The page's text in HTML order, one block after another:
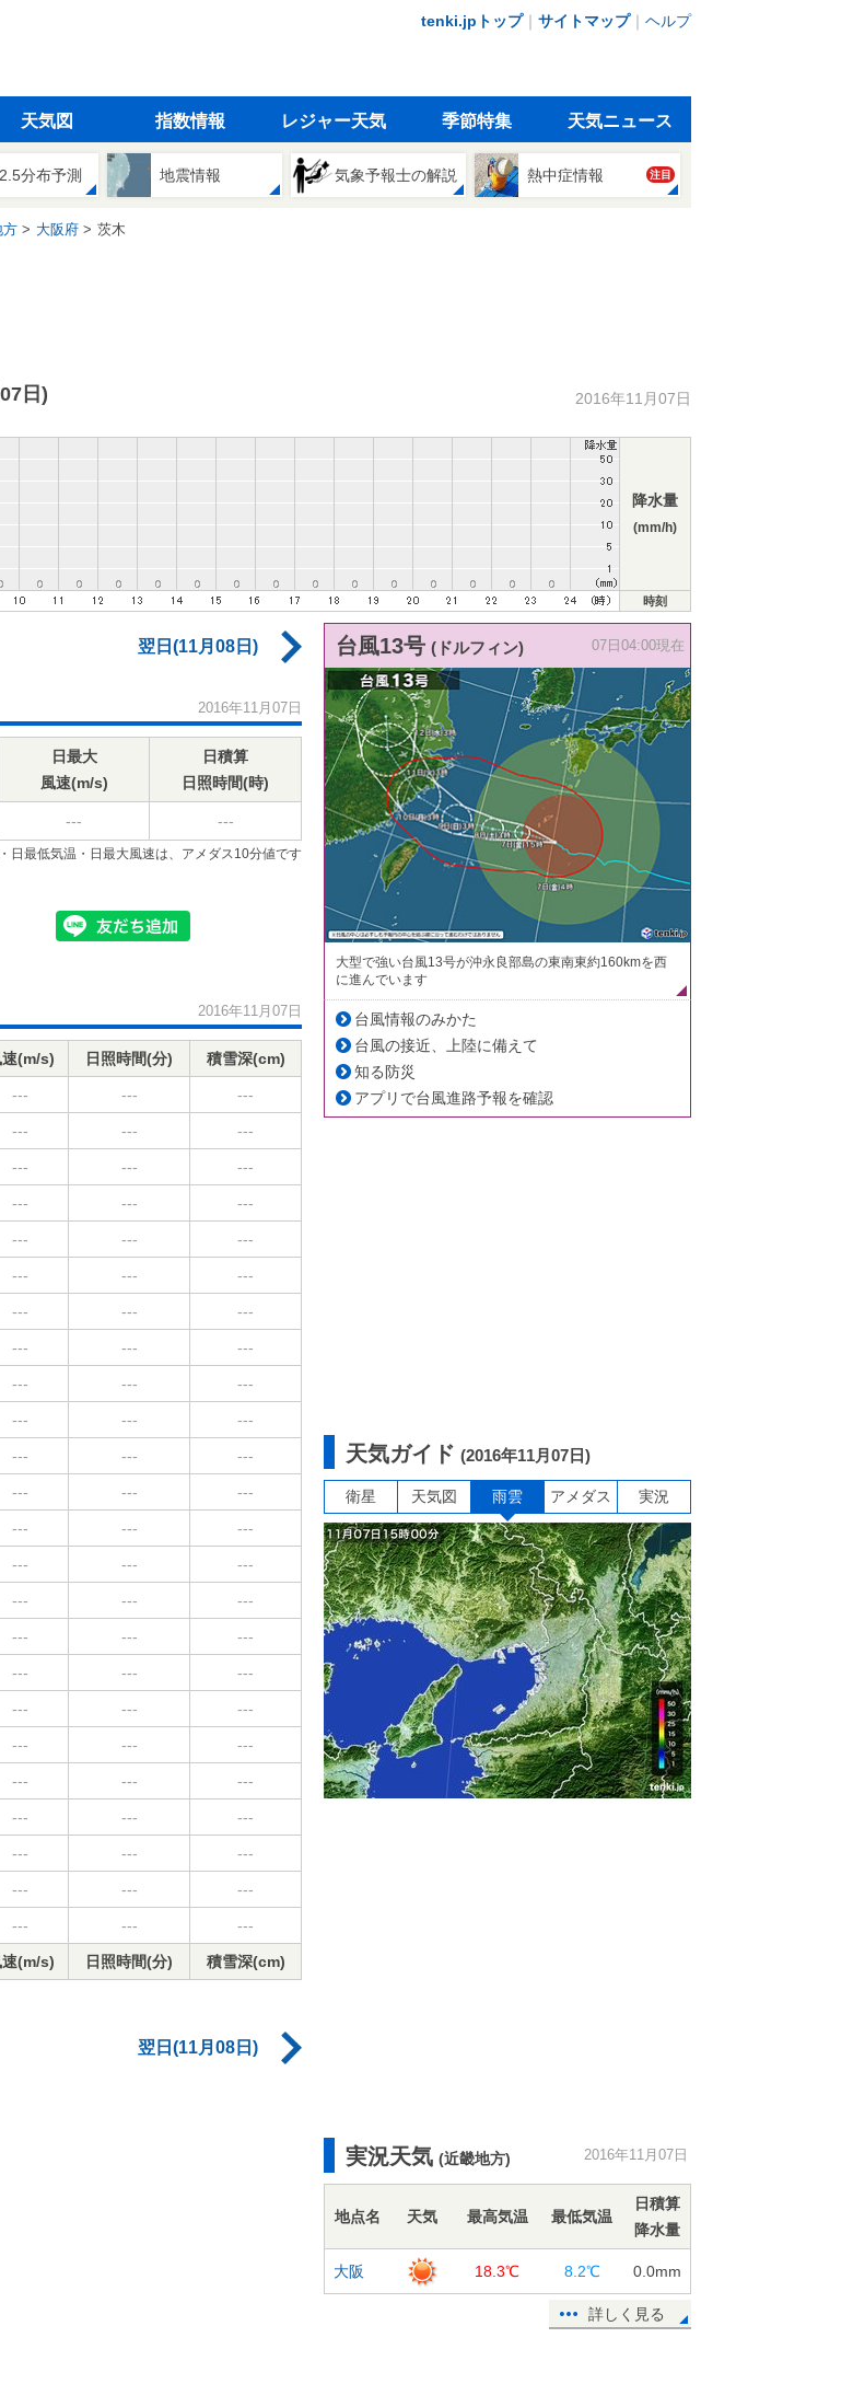
tenki.jpトップ｜ サイトマップ｜ ヘルプ
天気図 指数情報 レジャー天気 季節特集 天気ニュース
分布予測 地震情報 気象予報士の解説 熱中症情報 注目
方 大阪府 茨木
日) 2016年11月07日
降水量
(mm/h)
時刻
翌日(11月08日)
2016年11月07日
日最大
風速(m/s)
日積算
日照時間(時)
--- ---
日最低気温・日最大風速は、アメダス10分値です
2016年11月07日
速(m/s) 日照時間(分) 積雪深(cm)
--- --- ---
--- --- ---
--- --- ---
--- --- ---
--- --- ---
--- --- ---
--- --- ---
--- --- ---
--- --- ---
--- --- ---
--- --- ---
--- --- ---
--- --- ---
--- --- ---
--- --- ---
--- --- ---
--- --- ---
--- --- ---
--- --- ---
--- --- ---
--- --- ---
--- --- ---
--- --- ---
--- --- ---
速(m/s) 日照時間(分) 積雪深(cm)
翌日(11月08日)
台風13号 (ドルフィン) 07日04:00現在
大型で強い台風13号が沖永良部島の東南東約160kmを西
に進んでいます
台風情報のみかた
台風の接近、上陸に備えて
知る防災
アプリで台風進路予報を確認
天気ガイド (2016年11月07日)
衛星 天気図 雨雲 アメダス 実況
実況天気 (近畿地方) 2016年11月07日
地点名 天気 最高気温 最低気温
日積算
降水量
大阪 18.3℃ 8.2℃ 0.0mm
詳しく見る